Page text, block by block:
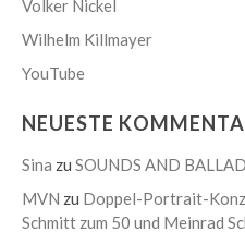
Volker Nickel
Wilhelm Killmayer
YouTube
NEUESTE
Sina zu SOUNDS AND
MVN zu Doppel-Portrait-
Schmitt zum 50 und Meinrad